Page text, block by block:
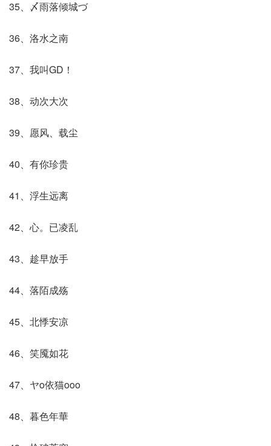
35、〆雨落倾城づ
36、洛水之南
37、我叫GD！
38、动次大次
39、愿风、载尘
40、有你珍贵
41、浮生远离
42、心。已凌乱
43、趁早放手
44、落陌成殇
45、北悸安凉
46、笑魇如花
47、ヤo依猫oοο
48、暮色年華